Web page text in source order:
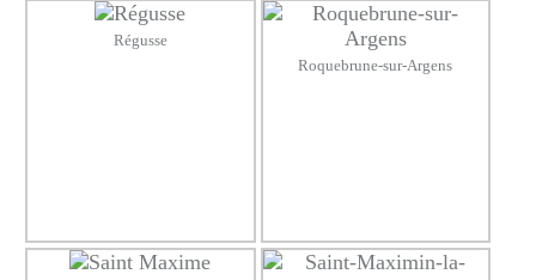
Régusse
Roquebrune-sur-Argens